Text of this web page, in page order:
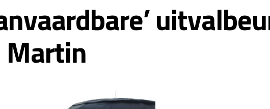
Martin